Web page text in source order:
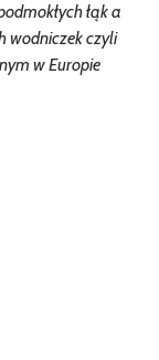
łąk a
wodniczek czyli
w Europie